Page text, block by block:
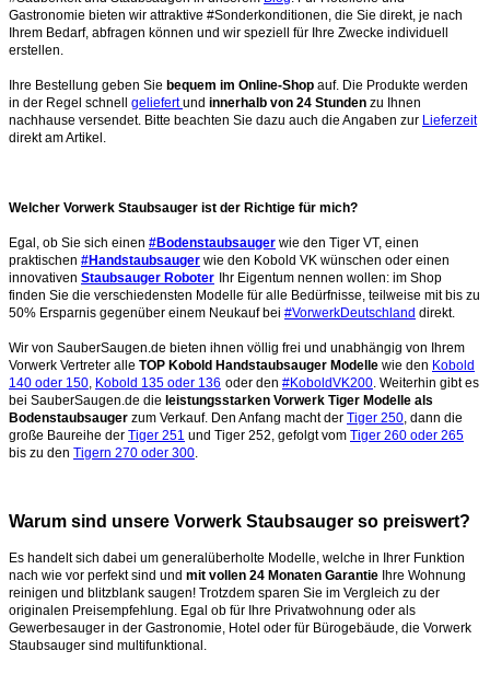
Gastronomie bieten wir attraktive #Sonderkonditionen, die Sie direkt, je nach
Ihrem Bedarf, abfragen können und wir speziell für Ihre Zwecke individuell
erstellen.
Ihre Bestellung geben Sie bequem im Online-Shop auf. Die Produkte werden
in der Regel schnell geliefertund innerhalb von 24 Stunden zu Ihnen
nachhause versendet. Bitte beachten Sie dazu auch die Angaben zur Lieferzeit
direkt am Artikel.
Welcher Vorwerk Staubsauger ist der Richtige für mich?
Egal, ob Sie sich einen #Bodenstaubsauger wie den Tiger VT, einen
praktischen #Handstaubsauger wie den Kobold VK wünschen oder einen
innovativen Staubsauger Roboter Ihr Eigentum nennen wollen: im Shop
finden Sie die verschiedensten Modelle für alle Bedürfnisse, teilweise mit bis zu
50% Ersparnis gegenüber einem Neukauf bei #VorwerkDeutschland direkt.
Wir von SauberSaugen.de bieten ihnen völlig frei und unabhängig von Ihrem
Vorwerk Vertreter alle TOP Kobold Handstaubsauger Modelle wie den Kobold
140 oder 150 Kobold 135 oder 136 oder den #KoboldVK200 . Weiterhin gibt es
bei SauberSaugen.de die leistungsstarken Vorwerk Tiger Modelle als
Bodenstaubsauger zum Verkauf. Den Anfang macht der Tiger 250 , dann die
große Baureihe der Tiger 251 und Tiger 252, gefolgt vom Tiger 260 oder 265
bis zu den Tigern 270 oder 300
Warum sind unsere Vorwerk Staubsauger so preiswert?
Es handelt sich dabei um generalüberholte Modelle, welche in Ihrer Funktion
nach wie vor perfekt sind und mit vollen 24 Monaten Garantie Ihre Wohnung
reinigen und blitzblank saugen! Trotzdem sparen Sie im Vergleich zu der
originalen Preisempfehlung. Egal ob für Ihre Privatwohnung oder als
Gewerbesauger in der Gastronomie, Hotel oder für Bürogebäude, die Vorwerk
Staubsauger sind multifunktional.